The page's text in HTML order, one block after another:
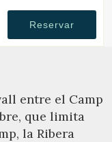
Reservar
entre el Camp
que limita
la Ribera